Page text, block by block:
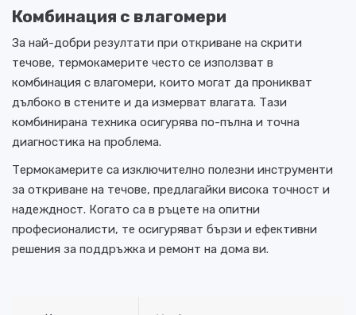
Комбинация с влагомери
За най-добри резултати при откриване на скрити
течове, термокамерите често се използват в
комбинация с влагомери, които могат да проникват
дълбоко в стените и да измерват влагата. Тази
комбинирана техника осигурява по-пълна и точна
диагностика на проблема.
Термокамерите са изключително полезни инструменти
за откриване на течове, предлагайки висока точност и
надеждност. Когато са в ръцете на опитни
професионалисти, те осигуряват бързи и ефективни
решения за поддръжка и ремонт на дома ви.